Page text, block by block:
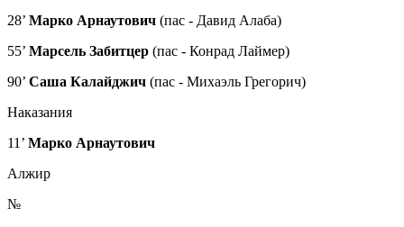
28’ Марко Арнаутович (пас - Давид Алаба)
55’ Марсель Забитцер (пас - Конрад Лаймер)
90’ Саша Калайджич (пас - Михаэль Грегорич)
Наказания
11’ Марко Арнаутович
Алжир
№